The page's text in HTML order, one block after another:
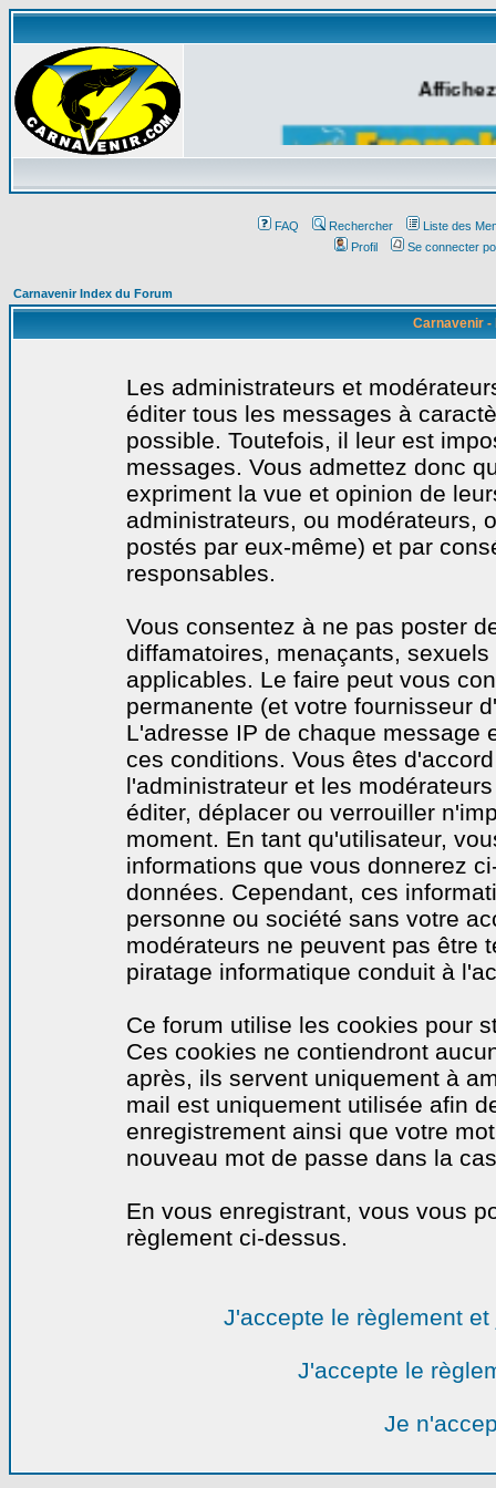
FAQ Rechercher
Liste des
Profil
Se connecter
Carnavenir Index du Forum
Carnavenir -
Les administrateurs et
éditer tous les messages à
possible. Toutefois, il leur est
messages. Vous admettez donc
expriment la vue et opinion de
administrateurs, ou modérateurs,
postés par eux-même) et par
responsables.
Vous consentez à ne pas poster
diffamatoires, menaçants,
applicables. Le faire peut vous
permanente (et votre fournisseur
L'adresse IP de chaque message
ces conditions. Vous êtes
l'administrateur et les
éditer, déplacer ou verrouiller
moment. En tant qu'utilisateur,
informations que vous donnerez
données. Cependant, ces
personne ou société sans votre
modérateurs ne peuvent pas être
piratage informatique conduit à
Ce forum utilise les cookies pour
Ces cookies ne contiendront
après, ils servent uniquement à
mail est uniquement utilisée afin
enregistrement ainsi que votre
nouveau mot de passe dans la
En vous enregistrant, vous vous
règlement ci-dessus.
J'accepte le règlement
J'accepte le
Je